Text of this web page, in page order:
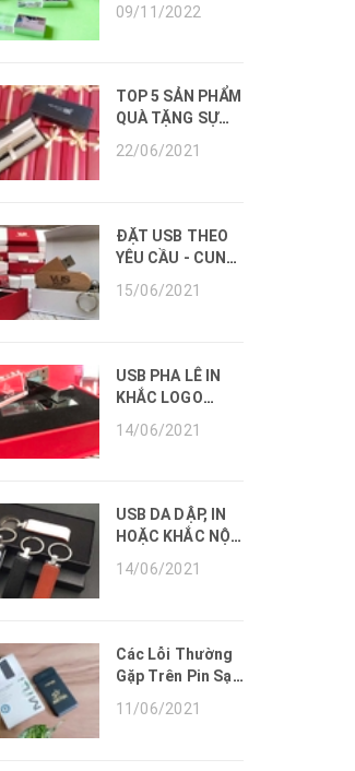
USB
09/11/2022
TOP 5 SẢN PHẨM
QUÀ TẶNG SỰ
KIỆN HOT NHẤT
NĂM 2022.
22/06/2021
ĐẶT USB THEO
YÊU CẦU - CUNG
USB
15/06/2021
USB PHA LÊ IN
KHẮC LOGO
GIÁ TẠI XƯỞNG.
14/06/2021
USB DA DẬP, IN
HOẶC KHẮC NỘI
DUNG THEO YÊU
CẦU.
14/06/2021
Các Lỗi Thường
Gặp Trên Pin Sạc
Cách Khắc Phục.
11/06/2021